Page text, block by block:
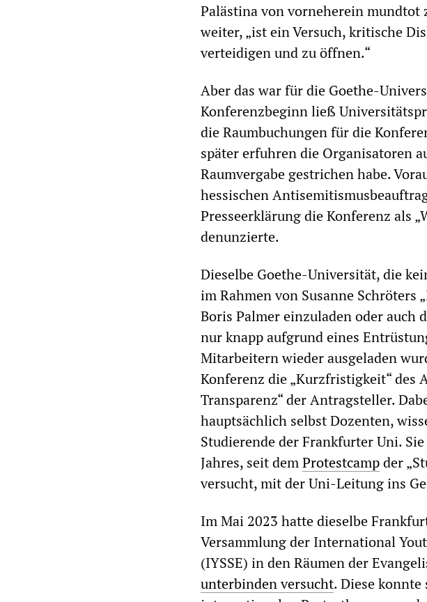
Palästina von vorneherein mundtot
weiter, „ist ein Versuch, kritische
verteidigen und zu öffnen.“
Aber das war für die Goethe-
Konferenzbeginn ließ
die Raumbuchungen für die
später erfuhren die Organisatoren
Raumvergabe gestrichen habe.
hessischen
Presseerklärung die Konferenz als
denunzierte.
Dieselbe Goethe-Universität, die
im Rahmen von Susanne Schröters
Boris Palmer einzuladen oder auch
nur knapp aufgrund eines
Mitarbeitern wieder ausgeladen
Konferenz die „Kurzfristigkeit“ des
Transparenz“ der Antragsteller.
hauptsächlich selbst Dozenten,
Studierende der Frankfurter Uni.
Jahres, seit demProtestcampder
versucht, mit der Uni-Leitung ins
Im Mai 2023 hatte dieselbe
Versammlung der International
(IYSSE) in den Räumen der
unterbinden versucht. Diese